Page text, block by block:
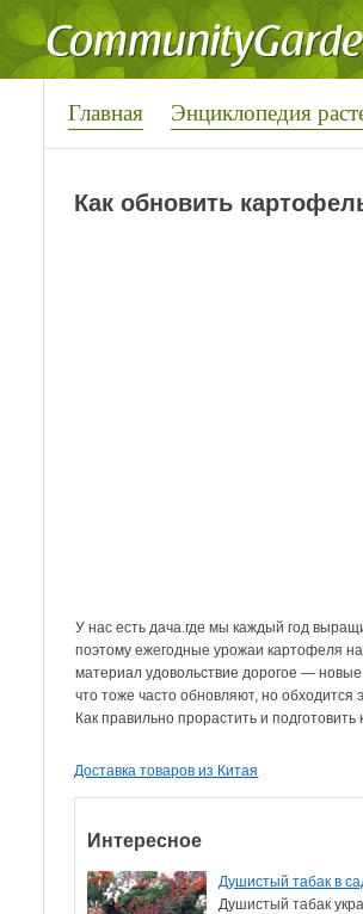
Главная Энциклопедия
Как обновить
У нас есть дача.где мы каждый год
поэтому ежегодные урожаи картофеля
материал удовольствие дорогое — новые
что тоже часто обновляют, но
Как правильно прорастить и
Доставка товаров из Китая
Интересное
Душистый табак в
Душистый табак